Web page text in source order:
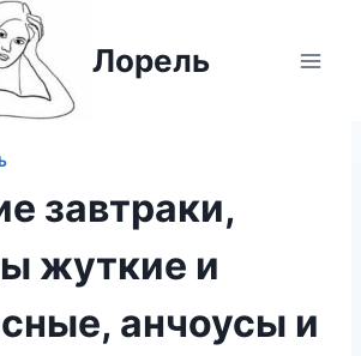
Лорель
завтраки,
жуткие и
анчоусы и